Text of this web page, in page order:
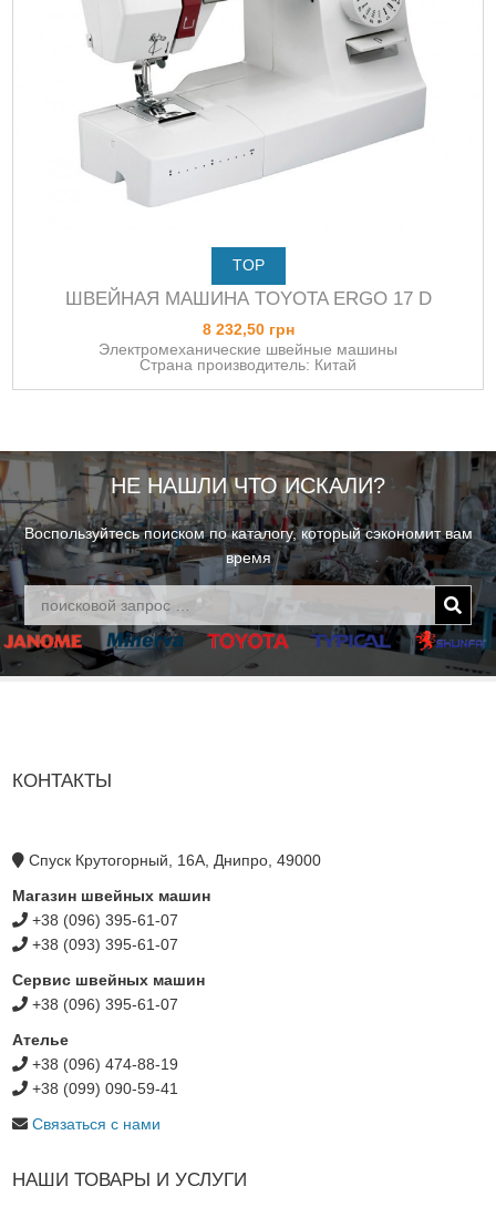
TOP
ШВЕЙНАЯ МАШИНА TOYOTA ERGO 17 D
8 232,50 грн
Электромеханические швейные машины
Страна производитель: Китай
НЕ НАШЛИ ЧТО ИСКАЛИ?
Воспользуйтесь поиском по каталогу, который сэкономит вам
время
КОНТАКТЫ
Спуск Крутогорный, 16А, Днипро, 49000
Магазин швейных машин
+38 (096) 395-61-07
+38 (093) 395-61-07
Сервис швейных машин
+38 (096) 395-61-07
Ателье
+38 (096) 474-88-19
+38 (099) 090-59-41
Связаться с нами
НАШИ ТОВАРЫ И УСЛУГИ